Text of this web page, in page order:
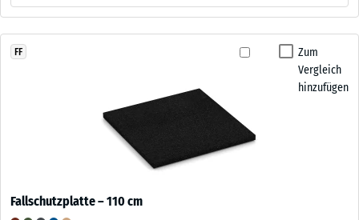
Zum
Vergleich
hinzufügen
FF
Fallschutzplatte – 110 cm